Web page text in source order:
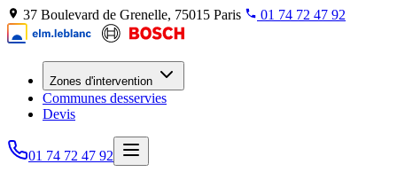
37 Boulevard de Grenelle, 75015 Paris 01 74 72 47 92
Zones d'intervention
Communes desservies
Devis
01 74 72 47 92